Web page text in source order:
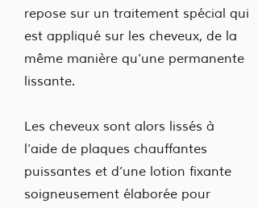
repose sur un traitement spécial qui
est appliqué sur les cheveux, de la
même manière qu’une permanente
lissante.
Les cheveux sont alors lissés à
l’aide de plaques chauffantes
puissantes et d’une lotion fixante
soigneusement élaborée pour